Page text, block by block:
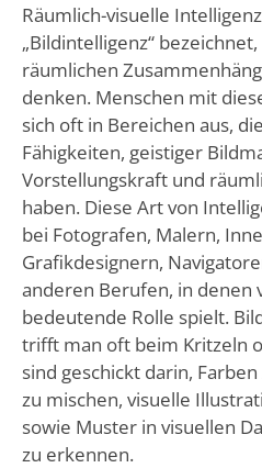
Räumlich-visuelle
„Bildintelligenz“
räumlichen
denken. Menschen mit
sich oft in Bereichen aus,
Fähigkeiten, geistiger
Vorstellungskraft und
haben. Diese Art von
bei Fotografen, Malern,
Grafikdesignern,
anderen Berufen, in denen
bedeutende Rolle spielt.
trifft man oft beim Kritzeln
sind geschickt darin,
zu mischen, visuelle
sowie Muster in visuellen
zu erkennen.